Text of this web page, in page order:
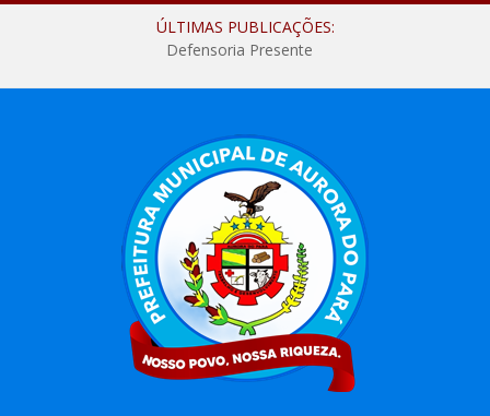
ÚLTIMAS PUBLICAÇÕES:
Defensoria Presente